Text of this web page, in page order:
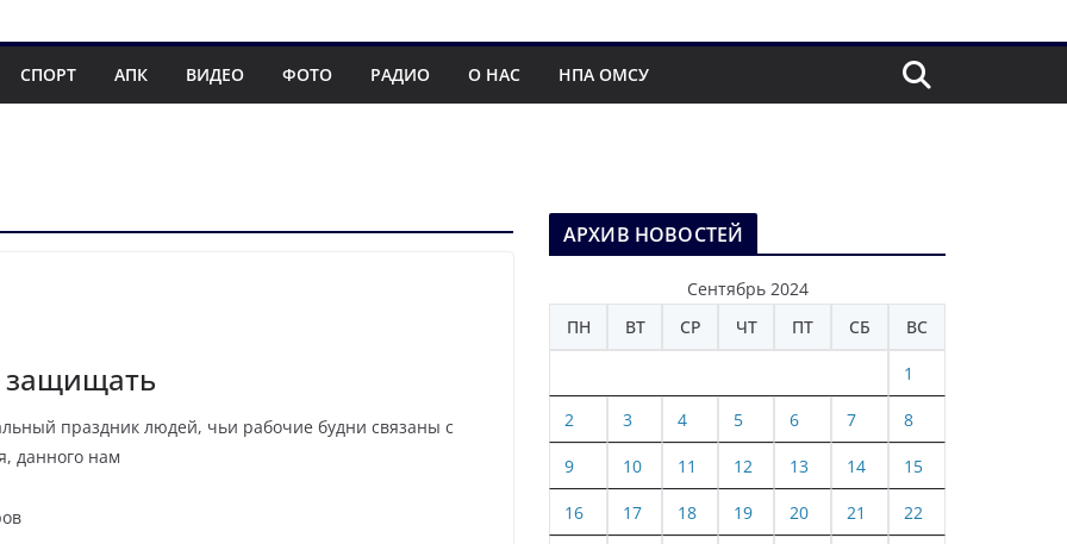
СПОРТ АПК ВИДЕО ФОТО РАДИО О НАС НПА ОМСУ
защищать
праздник людей, чьи рабочие будни связаны с
данного нам
АРХИВ НОВОСТЕЙ
Сентябрь 2024
ПН
ВТ СР ЧТ ПТ СБ ВС
1
2 3 4 5 6 7 8
9 10 11 12 13 14 15
16 17 18 19 20 21 22